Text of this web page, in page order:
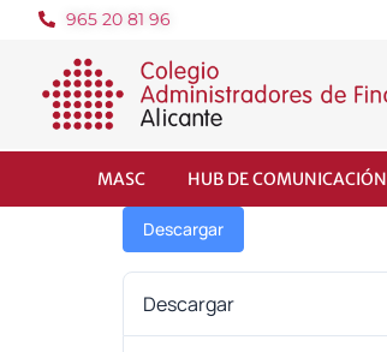
965 20 81 96
MASC HUB DE COMUNICACIÓN
Descargar
Descargar